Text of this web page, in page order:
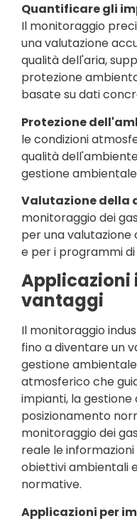
Quantificare gli
Il monitoraggio
una valutazione
qualità dell'aria,
protezione
basate su dati
Protezione
le condizioni
qualità
gestione
Valutazione della
monitoraggio dei
per una
e per i programmi
Applicazioni
vantaggi
Il monitoraggio
fino a diventare un
gestione
atmosferico che
impianti, la
posizionamento
monitoraggio dei
reale le
obiettivi ambientali
normative.
Applicazioni per